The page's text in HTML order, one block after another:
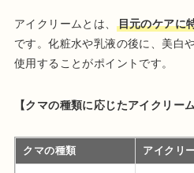
アイクリームとは、
目元のケアに
です。化粧水や乳液の後に、美白
使用することがポイントです。
【クマの種類に応じたアイクリーム
クマの種類 アイクリ